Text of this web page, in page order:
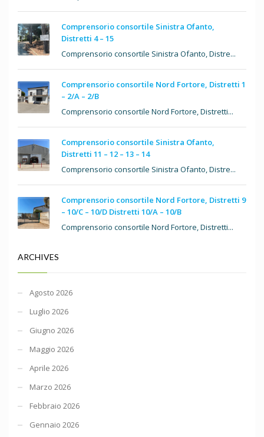
Comprensorio consortile Sinistra Ofanto,
Distretti 4 – 15
Comprensorio consortile Sinistra Ofanto, Distre...
Comprensorio consortile Nord Fortore, Distretti 1
– 2/A – 2/B
Comprensorio consortile Nord Fortore, Distretti...
Comprensorio consortile Sinistra Ofanto,
Distretti 11 – 12 – 13 – 14
Comprensorio consortile Sinistra Ofanto, Distre...
Comprensorio consortile Nord Fortore, Distretti 9
– 10/C – 10/D Distretti 10/A – 10/B
Comprensorio consortile Nord Fortore, Distretti...
ARCHIVES
Agosto 2026
Luglio 2026
Giugno 2026
Maggio 2026
Aprile 2026
Marzo 2026
Febbraio 2026
Gennaio 2026